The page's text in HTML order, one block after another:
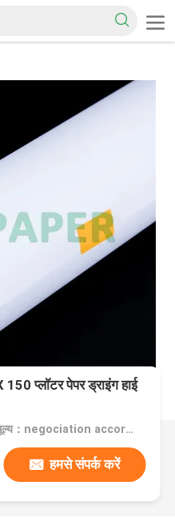
प्लॉटर पेपर ड्राइंग हाई
मूल्य：negociation according to size, quantity and gsm
हमसे संपर्क करें